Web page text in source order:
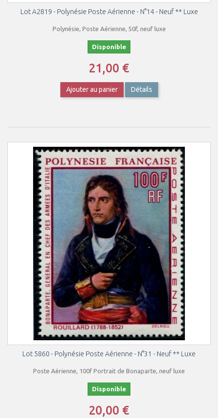
Lot A2819 - Polynésie Poste Aérienne - N°14 - Neuf ** Luxe
Polynésie, Poste Aérienne, 50f, neuf luxe
Disponible
21,00 €
Ajouter au panier Détails
Lot 5860 - Polynésie Poste Aérienne - N°31 - Neuf ** Luxe
Poste Aérienne, 100f Portrait de Bonaparte, neuf luxe
Disponible
20,00 €